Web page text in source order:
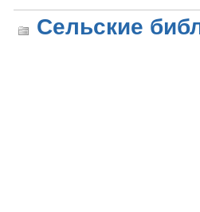
Сельские